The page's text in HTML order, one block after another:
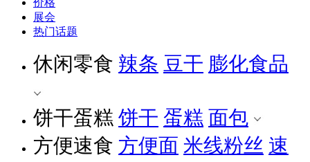
价格
展会
热门话题
休闲零食 辣条 豆干 膨化食品
饼干蛋糕 饼干 蛋糕 面包
方便速食 方便面 米线粉丝 速